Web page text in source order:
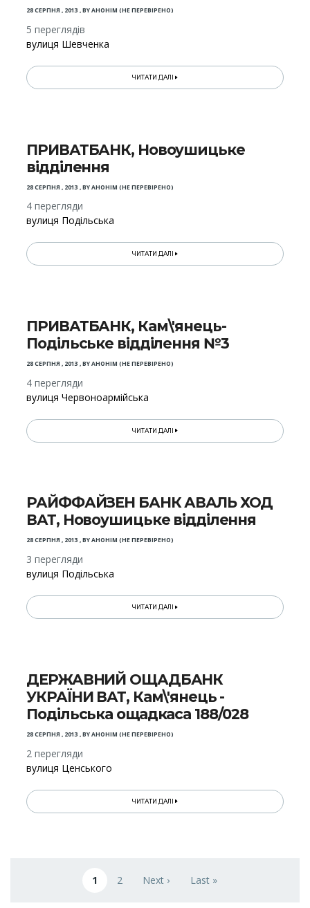
28 СЕРПНЯ , 2013 ,BYАНОНІМ (НЕ ПЕРЕВІРЕНО)
5 переглядів
вулиця Шевченка
ЧИТАТИ ДАЛІ
ПРИВАТБАНК, Новоушицьке
відділення
28 СЕРПНЯ , 2013 ,BYАНОНІМ (НЕ ПЕРЕВІРЕНО)
4 перегляди
вулиця Подільська
ЧИТАТИ ДАЛІ
ПРИВАТБАНК, Кам\'янець-
Подільське відділення №3
28 СЕРПНЯ , 2013 ,BYАНОНІМ (НЕ ПЕРЕВІРЕНО)
4 перегляди
вулиця Червоноармійська
ЧИТАТИ ДАЛІ
РАЙФФАЙЗЕН БАНК АВАЛЬ ХОД
ВАТ, Новоушицьке відділення
28 СЕРПНЯ , 2013 ,BYАНОНІМ (НЕ ПЕРЕВІРЕНО)
3 перегляди
вулиця Подільська
ЧИТАТИ ДАЛІ
ДЕРЖАВНИЙ ОЩАДБАНК
УКРАЇНИ ВАТ, Кам\'янець -
Подільська ощадкаса 188/028
28 СЕРПНЯ , 2013 ,BYАНОНІМ (НЕ ПЕРЕВІРЕНО)
2 перегляди
вулиця Ценського
ЧИТАТИ ДАЛІ
Поточна сторінка
1 Page
2 Наступна сторінка
Next › Остання сторінка
Last »